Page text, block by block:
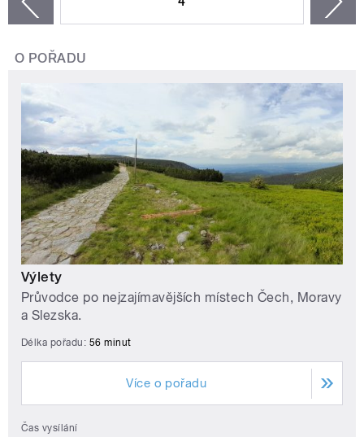
O POŘADU
Výlety
Průvodce po nejzajímavějších místech Čech, Moravy
a Slezska.
Délka pořadu: 56 minut
Více o pořadu
Čas vysílání